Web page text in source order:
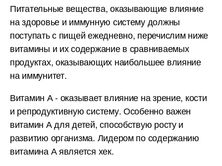
Питательные вещества, оказывающие влияние
на здоровье и иммунную систему должны
поступать с пищей ежедневно, перечислим ниже
витамины и их содержание в сравниваемых
продуктах, оказывающих наибольшее влияние
на иммунитет.
Витамин А - оказывает влияние на зрение, кости
и репродуктивную систему. Особенно важен
витамин А для детей, способствую росту и
развитию организма. Лидером по содержанию
витамина А является хек.